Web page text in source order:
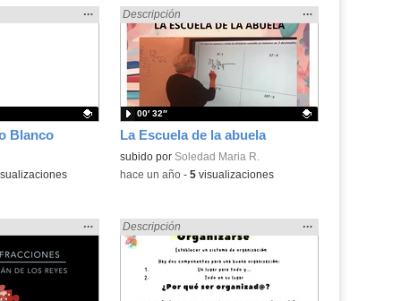
Blanco
en:
Mostrar
la
ubicación
búsqueda
…
La Escuela de la abuela
Encontrado «dividir» en:
Descripción
Mostrar
la
ubicación
de la
búsqueda
…
Contenido educativo.
subido por Soledad Maria R.
00′ 32″
-hace un año- 5visualizaciones
en:
Mostrar
la
… Encontrado «dividir» en:
Descripción
Mostrar
la
…